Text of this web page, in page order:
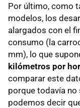
Por último, como
modelos, los
alargados con el
consumo (la
mm), lo que
kilómetros por
comparar este
porque todavía no
podemos decir